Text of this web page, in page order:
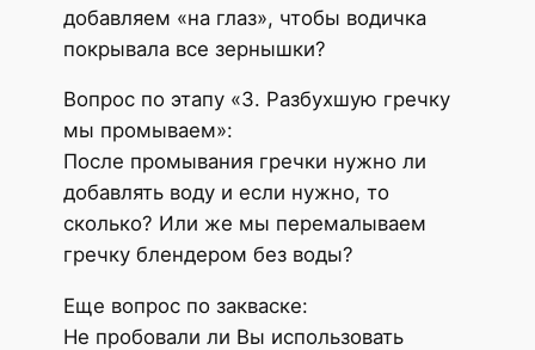
добавляем «на глаз», чтобы водичка
покрывала все зернышки?
Вопрос по этапу «3. Разбухшую гречку
мы промываем»:
После промывания гречки нужно ли
добавлять воду и если нужно, то
сколько? Или же мы перемалываем
гречку блендером без воды?
Еще вопрос по закваске:
Не пробовали ли Вы использовать